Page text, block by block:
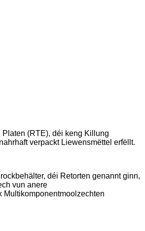
(RTE), déi keng Killung
verpackt Liewensmëttel erfëllt.
déi Retorten genannt ginn,
vun anere
Multikomponentmoolzechten